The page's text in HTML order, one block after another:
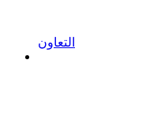
التعاون